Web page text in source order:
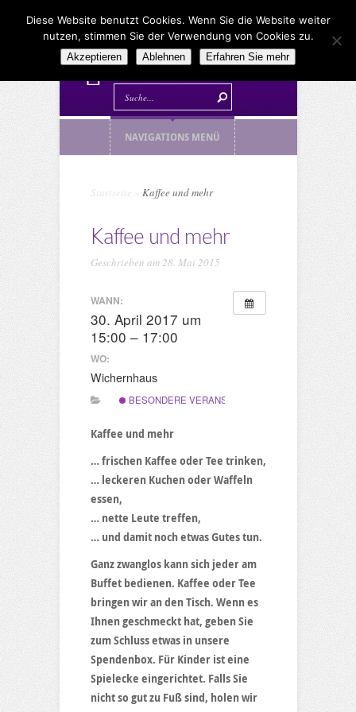
NAVIGATIONS MENÜ
Startseite Kaffee und mehr
Kaffee und mehr
Geschrieben am 28. Mai 2015
WANN:
30. April 2017 um
15:00 – 17:00
WO:
Wichernhaus
BESONDERE VERANSTALTUNG
Kaffee und mehr
… frischen Kaffee oder Tee trinken,
… leckeren Kuchen oder Waffeln
essen,
… nette Leute treffen,
… und damit noch etwas Gutes tun.
Ganz zwanglos kann sich jeder am
Buffet bedienen. Kaffee oder Tee
bringen wir an den Tisch. Wenn es
Ihnen geschmeckt hat, geben Sie
zum Schluss etwas in unsere
Spendenbox. Für Kinder ist eine
Spielecke eingerichtet. Falls Sie
nicht so gut zu Fuß sind, holen wir
Diese Website benutzt Cookies. Wenn Sie die Website weiter
nutzen, stimmen Sie der Verwendung von Cookies zu.
Akzeptieren Ablehnen Erfahren Sie mehr